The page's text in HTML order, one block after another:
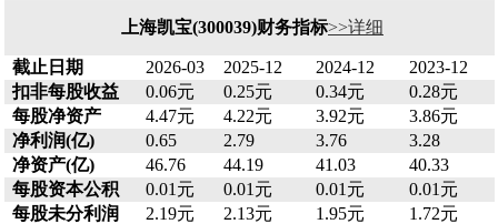
上海凯宝(300039)财务指标>>详细
截止日期 2026-03 2025-12 2024-12
2023-12
扣非每股收益
0.06元 0.25元 0.34元
0.28元
每股净资产
4.47元 4.22元 3.92元
3.86元
净利润(亿)
0.65 2.79 3.76
3.28
净资产(亿)
46.76 44.19 41.03
40.33
每股资本公积
0.01元 0.01元 0.01元
0.01元
每股未分利润
2.19元 2.13元 1.95元
1.72元